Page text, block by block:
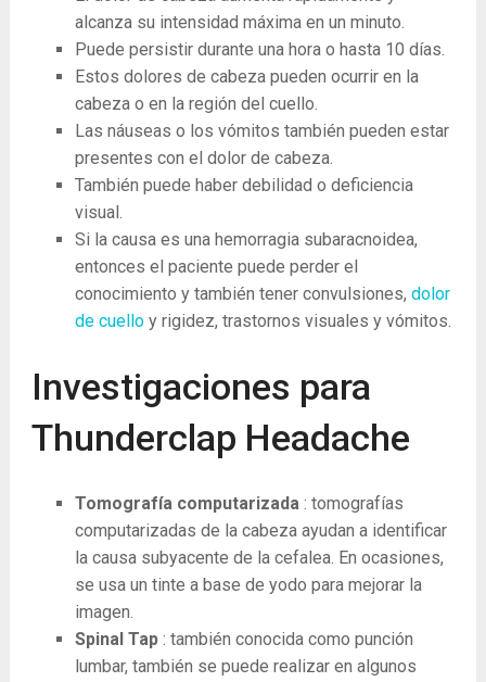
alcanza su intensidad máxima en un minuto.
Puede persistir durante una hora o hasta 10 días.
Estos dolores de cabeza pueden ocurrir en la
cabeza o en la región del cuello.
Las náuseas o los vómitos también pueden estar
presentes con el dolor de cabeza.
También puede haber debilidad o deficiencia
visual.
Si la causa es una hemorragia subaracnoidea,
entonces el paciente puede perder el
conocimiento y también tener convulsiones, dolor
de cuello y rigidez, trastornos visuales y vómitos.
Investigaciones para
Thunderclap Headache
Tomografía computarizada : tomografías
computarizadas de la cabeza ayudan a identificar
la causa subyacente de la cefalea. En ocasiones,
se usa un tinte a base de yodo para mejorar la
imagen.
Spinal Tap : también conocida como punción
lumbar, también se puede realizar en algunos